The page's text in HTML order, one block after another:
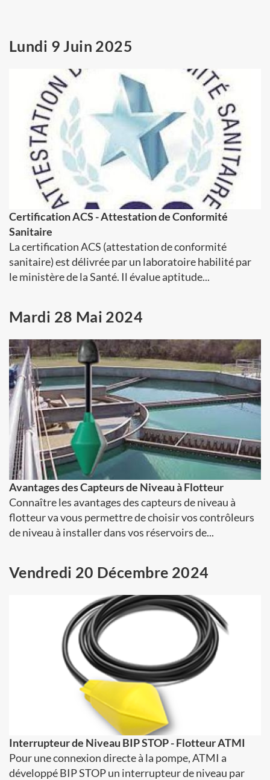
Lundi 9 Juin 2025
Certification ACS - Attestation de Conformité
Sanitaire
La certification ACS (attestation de conformité
sanitaire) est délivrée par un laboratoire habilité par
le ministère de la Santé. Il évalue aptitude...
Mardi 28 Mai 2024
Avantages des Capteurs de Niveau à Flotteur
Connaître les avantages des capteurs de niveau à
flotteur va vous permettre de choisir vos contrôleurs
de niveau à installer dans vos réservoirs de...
Vendredi 20 Décembre 2024
Interrupteur de Niveau BIP STOP - Flotteur ATMI
Pour une connexion directe à la pompe, ATMI a
développé BIP STOP un interrupteur de niveau par